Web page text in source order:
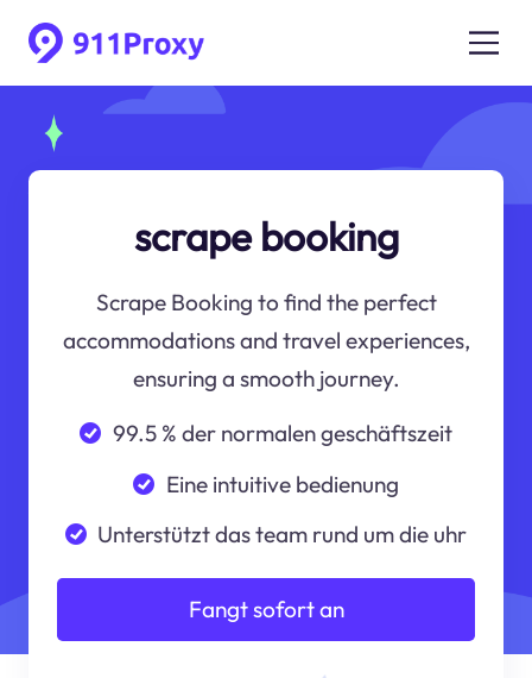
scrape booking
Scrape Booking to find the perfect
accommodations and travel experiences,
ensuring a smooth journey.
99.5 % der normalen geschäftszeit
Eine intuitive bedienung
Unterstützt das team rund um die uhr
Fangt sofort an